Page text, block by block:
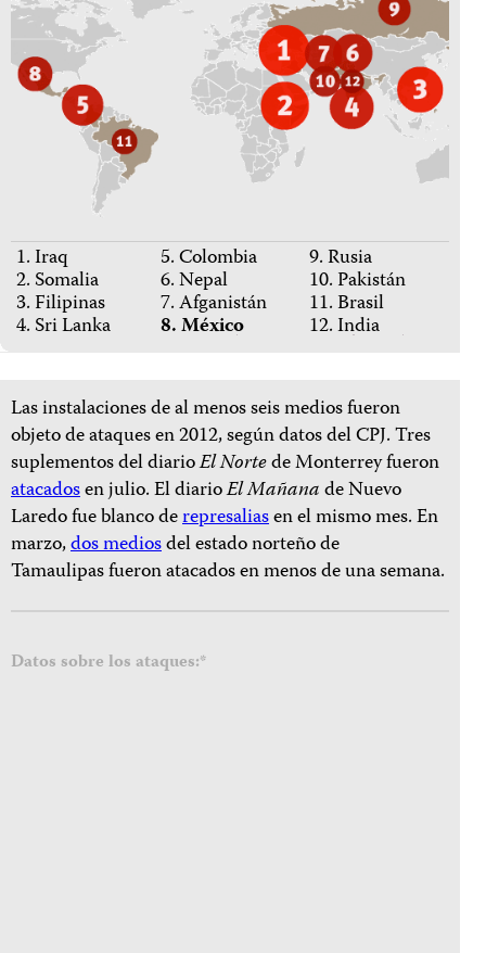
1. Iraq
2. Somalia
3. Filipinas
4. Sri Lanka
5. Colombia
6. Nepal
7. Afganistán
8. México
9. Rusia
10. Pakistán
11. Brasil
12. India
Las instalaciones de al menos seis medios fueron
objeto de ataques en 2012, según datos del CPJ. Tres
suplementos del diarioEl Nortede Monterrey fueron
atacadosen julio. El diarioEl Mañanade Nuevo
Laredo fue blanco derepresaliasen el mismo mes. En
marzo,dos mediosdel estado norteño de
Tamaulipas fueron atacados en menos de una semana.
Datos sobre los ataques:*